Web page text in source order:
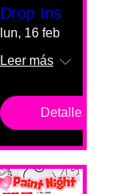
Drop Ins
lun, 16 feb
Leer más
Detalles